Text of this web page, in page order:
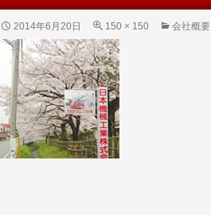
2014年6月20日 150 × 150 会社概要